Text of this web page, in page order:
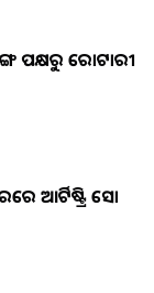
ପକ୍ଷରୁ ରୋଟାରୀ
ଆର୍ଟିଷ୍ଟ୍ରି ସୋ